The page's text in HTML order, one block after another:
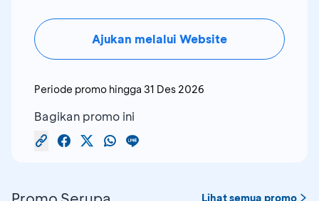
Ajukan melalui Website
Periode promo hingga 31 Des 2026
Bagikan promo ini
Lihat semua promo